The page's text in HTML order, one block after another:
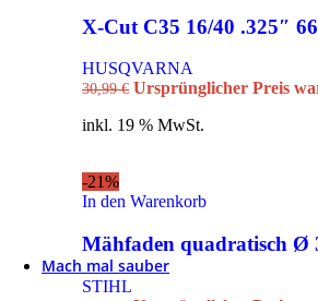
Betriebs- & Schmierstoffe,
Handschuhe
Socken
Mützen
Accessoires
Timbersports
Mach mal sauber
Besen & Rechen
X-Cut C35 16/40 .325″
HUSQVARNA
30,99€ Ursprünglicher Preis
inkl. 19 % MwSt.
-21%
In den Warenkorb
Mähfaden quadratisch Ø
STIHL